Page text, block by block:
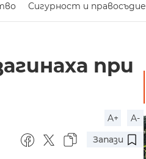
Сигурност и правосъдие
при
A+
A-
Запази